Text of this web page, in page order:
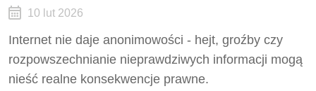
10 lut 2026
Internet nie daje anonimowości - hejt, groźby czy
rozpowszechnianie nieprawdziwych informacji mogą
nieść realne konsekwencje prawne.